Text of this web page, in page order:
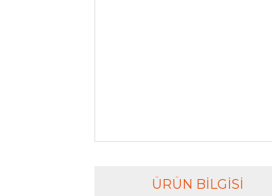
ÜRÜN BILGISI